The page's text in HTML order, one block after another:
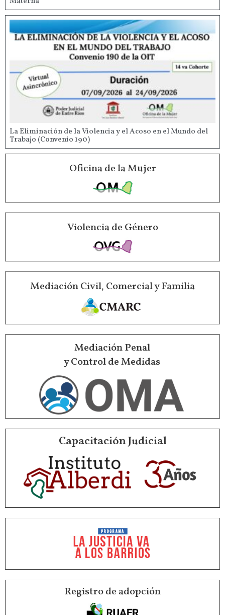
La Eliminación de la Violencia y el Acoso en el Mundo del
Trabajo (Convenio 190)
Oficina de la Mujer
Violencia de Género
Mediación Civil, Comercial y Familia
Mediación Penal
y Control de Medidas
Capacitación Judicial
Registro de adopción